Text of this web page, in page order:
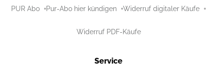
PUR Abo Pur-Abo hier kündigen Widerruf digitaler Käufe
Widerruf PDF-Käufe
Service